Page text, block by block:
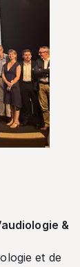
&
et de